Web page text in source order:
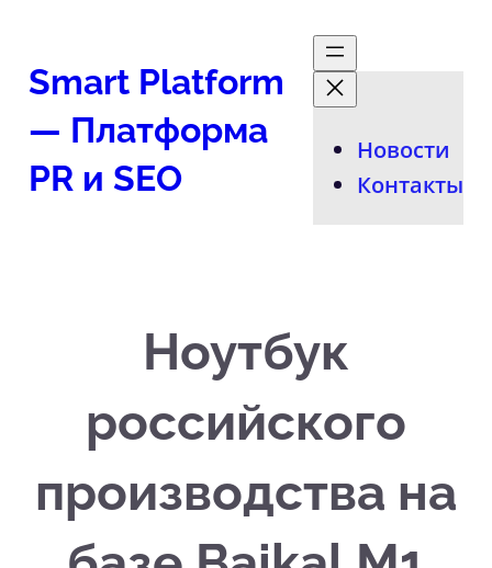
содержимому
Smart Platform
— Платформа
PR и SEO
Новости
Контакты
Ноутбук
российского
производства на